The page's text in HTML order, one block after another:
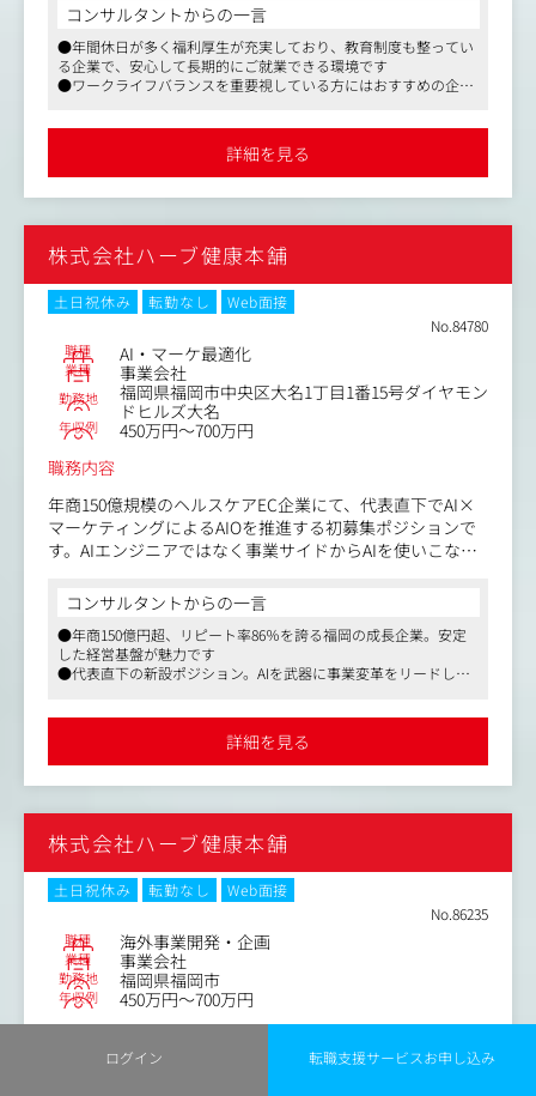
ログイン 転職支援サービスお申し込み
＜具体的な業務内容＞
・SNSマーケティング：Instagram、TikTok、YouTube、Pi
nterestを活用した米国/EU市場向け戦略の構築・実行
・ペイド広告運用：Meta広告、Google広告、Amazon PPC
・CRM、メールマーケティング：顧客ライフサイクルキャ
ンペーンの設計、LTV最大化
のトラッキング、インサイト抽出、改善施策の実行
・AI活用：AIツールを活用したマーケティング業務の効率
化、高度化
・EC最適化：ShopifyストアフロントおよびAmazon Seller
Centralの管理、最適化
・パートナーシップ開発：アフィリエイト、アンバサダー
プログラムのパートナー開拓
コンサルタントからの一言
●年間休日が多く福利厚生が充実しており、教育制度も整ってい
る企業で、安心して長期的にご就業できる環境です
●ワークライフバランスを重要視している方にはおすすめの企業
詳細を見る
株式会社ハーブ健康本舗
土日祝休み 転勤なし
Web面接
No.84780
職種 AI・マーケ最適化
業種 事業会社
勤務地
福岡県福岡市中央区大名1丁目1番15号ダイヤモン
ドヒルズ大名
年収例
450万円～700万円
職務内容
年商150億規模のヘルスケアEC企業にて、代表直下でAI×
マーケティングによるAIOを推進する初募集ポジションで
す。AIエンジニアではなく事業サイドからAIを使いこな
■広告・LP・CRM・顧客体験などAI×マーケ施策の戦略立
案と最適化
■各部署へのヒアリングを通じた課題抽出と、打ち手の企
画・実行
コンサルタントからの一言
●年商150億円超、リピート率86％を誇る福岡の成長企業。安定
した経営基盤が魅力です
●代表直下の新設ポジション。AIを武器に事業変革をリードし、
しながら挑戦できる環境です詳細を見る
株式会社ハーブ健康本舗
土日祝休み 転勤なし
Web面接
No.86235
職種 海外事業開発・企画
業種 事業会社
勤務地 福岡県福岡市
年収例
450万円～700万円
当社が手掛ける新規事業の責任者候補として以下の業務を